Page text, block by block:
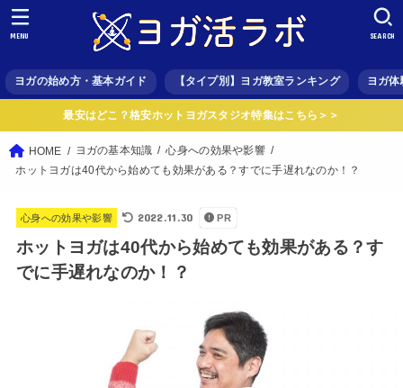
ヨガの始め方・基本ガイド 【タイプ別】ヨガ教室ランキング ヨガ体
SEARCH
MENU
最安はどこ？格安ホットヨガスタジオ特集はこちら＞＞
HOME ヨガの基本知識
心身への効果や影響
ホットヨガは40代から始めても効果がある？すでに手遅れなのか！？
心身への効果や影響 2022.11.30 PR
ホットヨガは40代から始めても効果がある？す
でに手遅れなのか！？